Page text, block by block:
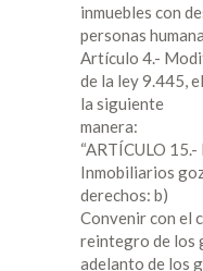
inmuebles con
personas
Artículo 4.-
de la ley 9.445,
la siguiente
manera:
“ARTÍCULO
Inmobiliarios
derechos: b)
Convenir con el
reintegro de los
adelanto de los